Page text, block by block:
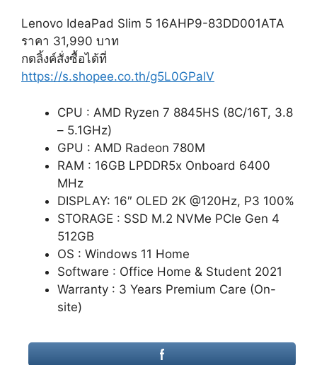
Lenovo IdeaPad Slim 5 16AHP9-83DD001ATA
ราคา 31,990 บาท
กดลิ้งค์สั่งซื้อได้ที่
https://s.shopee.co.th/g5L0GPalV
CPU : AMD Ryzen 7 8845HS (8C/16T, 3.8
– 5.1GHz)
GPU : AMD Radeon 780M
RAM : 16GB LPDDR5x Onboard 6400
MHz
DISPLAY: 16″ OLED 2K @120Hz, P3 100%
STORAGE : SSD M.2 NVMe PCIe Gen 4
512GB
OS : Windows 11 Home
Software : Office Home & Student 2021
Warranty : 3 Years Premium Care (On-
site)